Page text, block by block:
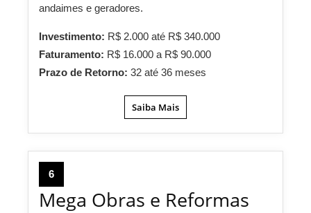
andaimes e geradores.
Investimento: R$ 2.000 até R$ 340.000
Faturamento: R$ 16.000 a R$ 90.000
Prazo de Retorno: 32 até 36 meses
Saiba Mais
6
Mega Obras e Reformas